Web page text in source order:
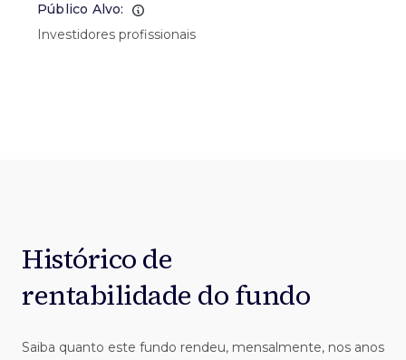
Público Alvo:
Investidores profissionais
Histórico de
rentabilidade do fundo
Saiba quanto este fundo rendeu, mensalmente, nos anos